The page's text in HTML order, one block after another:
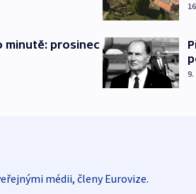
minutě: prosinec
9.
médii, členy Eurovize.